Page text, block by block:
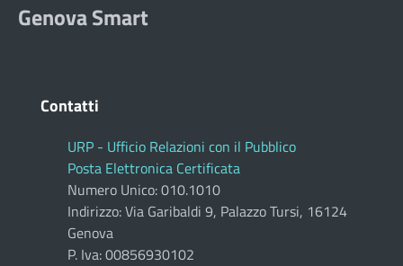
Genova Smart
Contatti
URP - Ufficio Relazioni con il Pubblico
Posta Elettronica Certificata
Numero Unico: 010.1010
Indirizzo: Via Garibaldi 9, Palazzo Tursi, 16124
Genova
P. Iva: 00856930102